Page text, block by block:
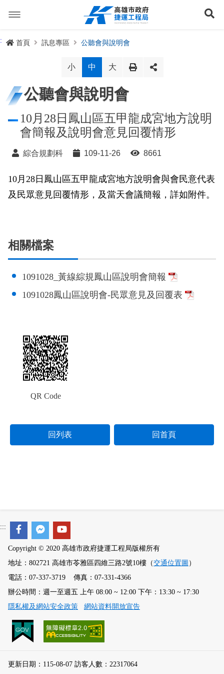
容
捷運路線進度圖
路網簡介
路網規劃
未來發展
規劃中
捷運紫線
前鎮漁港聯外軌道
興建中
各線計畫進度
捷運黃線
小港林園線
已通車
環狀輕軌
訊息專區
公聽會與說明會
政府資訊公開
生態檢核專區
Open Data
打詐儀錶板
局長信箱
禁限建專區
增額容積申請
相關連結
雙語詞彙
交流互動
照片集錦
影音專區
輕軌簡介
輕軌與傳統火車
關於我們
首長簡介
組織職掌
服務電話
網站導覽
首頁 訊息專區 公聽會與說明會
小 中 大
公聽會與說明會
10月28日鳳山區五甲龍成宮地方說明
會簡報及說明會意見回覆情形
綜合規劃科 109-11-26 8661
10月28日鳳山區五甲龍成宮地方說明會與會民意代表
及民眾意見回覆情形，及當天會議簡報，詳如附件。
相關檔案
1091028_黃線綜規鳳山區說明會簡報
1091028鳳山區說明會-民眾意見及回覆表
QR Code
回列表 回首頁
:::
Copyright © 2020 高雄市政府捷運工程局版權所有
地址：802721 高雄市苓雅區四維三路2號10樓（交通位置圖 ）
電話：07-337-3719 傳真：07-331-4366
辦公時間：週一至週五 上午 08:00 ~ 12:00 下午：13:30 ~ 17:30
隱私權及網站安全政策
網站資料開放宣告
更新日期：115-08-07 訪客人數：22317064